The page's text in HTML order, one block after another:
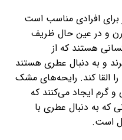
برای افرادی مناسب است
و در عین حال ظریف
هستند که از
و به دنبال عطری هستند
القا کند. رایحه‌های مشک
گرم ایجاد می‌کنند که
که به دنبال عطری با
است.